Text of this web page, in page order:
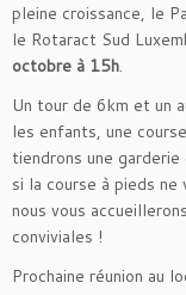
pleine croissance, le
le Rotaract Sud
octobre à 15h.
Un tour de 6km et un
les enfants, une
tiendrons une
si la course à pieds ne
nous vous
conviviales !
Prochaine réunion au